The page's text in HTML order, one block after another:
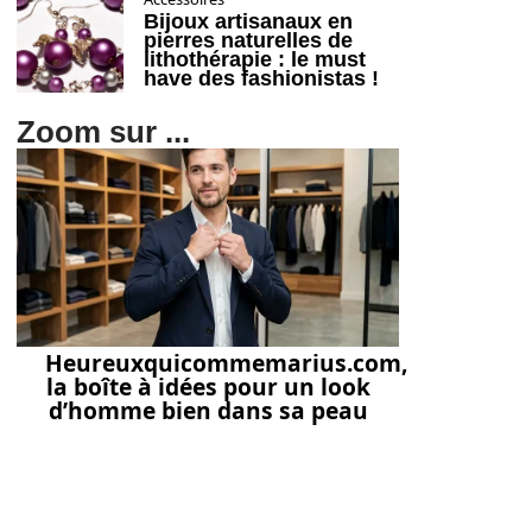
Bijoux artisanaux en
pierres naturelles de
lithothérapie : le must
have des fashionistas !
Zoom sur ...
Heureuxquicommemarius.com,
la boîte à idées pour un look
d’homme bien dans sa peau